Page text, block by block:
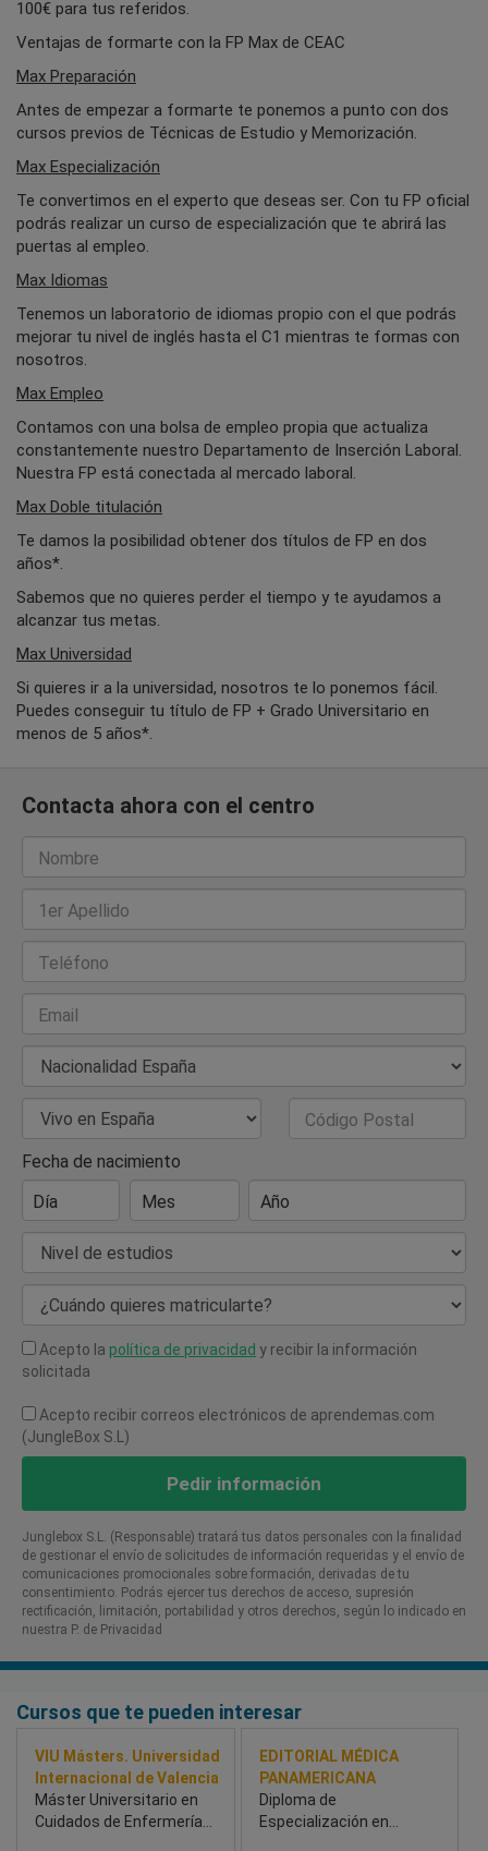
100€ para tus referidos.
Ventajas de formarte con la FP Max de CEAC
Max Preparación
Antes de empezar a formarte te ponemos a punto con dos
cursos previos de Técnicas de Estudio y Memorización.
Max Especialización
Te convertimos en el experto que deseas ser. Con tu FP oficial
podrás realizar un curso de especialización que te abrirá las
puertas al empleo.
Max Idiomas
Tenemos un laboratorio de idiomas propio con el que podrás
mejorar tu nivel de inglés hasta el C1 mientras te formas con
nosotros.
Max Empleo
Contamos con una bolsa de empleo propia que actualiza
constantemente nuestro Departamento de Inserción Laboral.
Nuestra FP está conectada al mercado laboral.
Max Doble titulación
Te damos la posibilidad obtener dos títulos de FP en dos
años*.
Sabemos que no quieres perder el tiempo y te ayudamos a
alcanzar tus metas.
Max Universidad
Si quieres ir a la universidad, nosotros te lo ponemos fácil.
Puedes conseguir tu título de FP + Grado Universitario en
menos de 5 años*.
Contacta ahora con el centro
Nombre
1er Apellido
Teléfono
Email
Nacionalidad
País de Residencia
Código Postal
Fecha de nacimiento
Día
Mes Año
Nivel de estudios
¿Cuándo quieres matricularte?
Acepto la política de privacidad y recibir la información
solicitada
Acepto recibir correos electrónicos de aprendemas.com
(JungleBox S.L)
Pedir información
Junglebox S.L. (Responsable) tratará tus datos personales con la finalidad
de gestionar el envío de solicitudes de información requeridas y el envío de
comunicaciones promocionales sobre formación, derivadas de tu
consentimiento. Podrás ejercer tus derechos de acceso, supresión
rectificación, limitación, portabilidad y otros derechos, según lo indicado en
nuestra P. de Privacidad​
Cursos que te pueden interesar
VIU Másters. Universidad
Internacional de Valencia
Máster Universitario en
Cuidados de Enfermería
EDITORIAL MÉDICA
PANAMERICANA
Diploma de
Especialización en